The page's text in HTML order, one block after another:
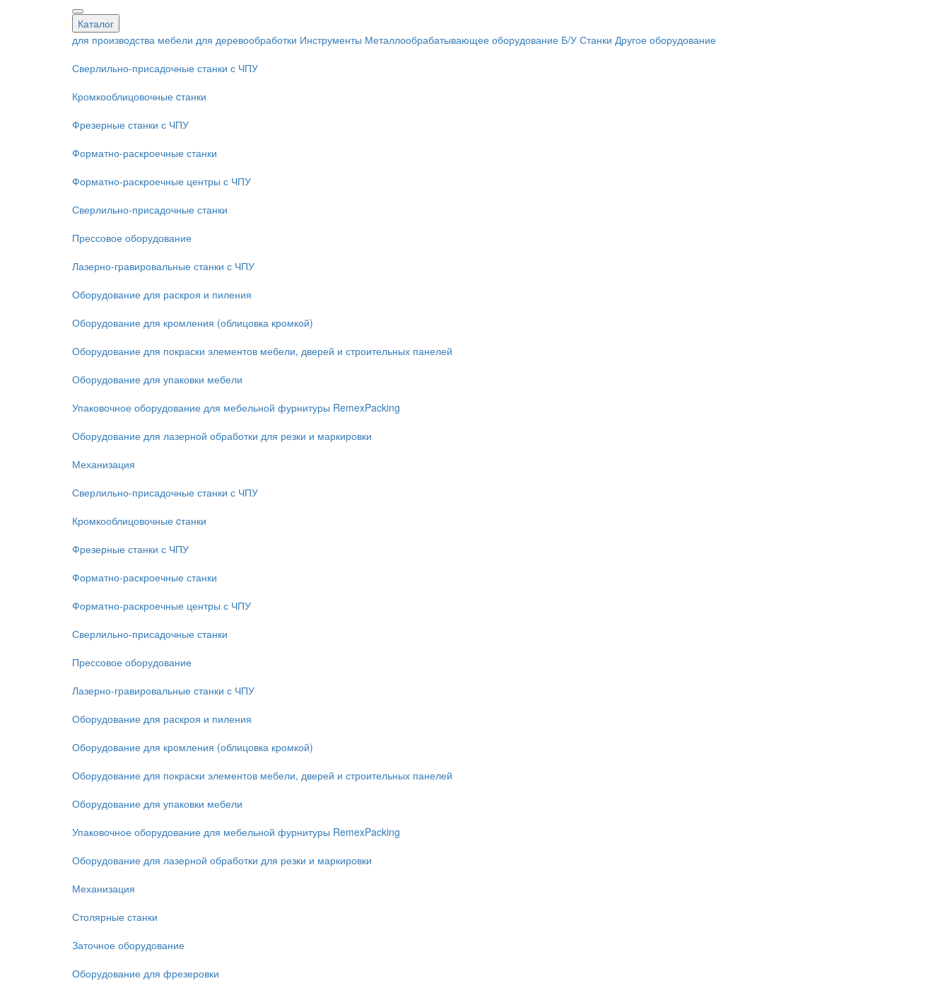
Каталог
для производства мебели для деревообработки Инструменты Металлообрабатывающее оборудование Б/У Станки Другое оборудование
Сверлильно-присадочные станки с ЧПУ
Кромкооблицовочные cтанки
Фрезерные станки с ЧПУ
Форматно-раскроечные станки
Форматно-раскроечные центры с ЧПУ
Сверлильно-присадочные станки
Прессовое оборудование
Лазерно-гравировальные станки с ЧПУ
Оборудование для раскроя и пиления
Оборудование для кромления (облицовка кромкой)
Оборудование для покраски элементов мебели, дверей и строительных панелей
Оборудование для упаковки мебели
Упаковочное оборудование для мебельной фурнитуры RemexPacking
Оборудование для лазерной обработки для резки и маркировки
Механизация
Сверлильно-присадочные станки с ЧПУ
Кромкооблицовочные cтанки
Фрезерные станки с ЧПУ
Форматно-раскроечные станки
Форматно-раскроечные центры с ЧПУ
Сверлильно-присадочные станки
Прессовое оборудование
Лазерно-гравировальные станки с ЧПУ
Оборудование для раскроя и пиления
Оборудование для кромления (облицовка кромкой)
Оборудование для покраски элементов мебели, дверей и строительных панелей
Оборудование для упаковки мебели
Упаковочное оборудование для мебельной фурнитуры RemexPacking
Оборудование для лазерной обработки для резки и маркировки
Механизация
Столярные станки
Заточное оборудование
Оборудование для фрезеровки